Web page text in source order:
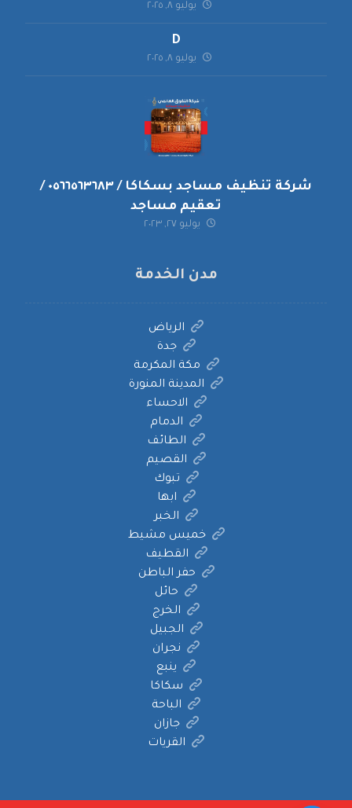
يوليو ٨, ٢٠٢٥
D
يوليو ٨, ٢٠٢٥
شركة تنظيف مساجد بسكاكا / ٠٥٦٦٥٦٣٦٨٣ /
تعقيم مساجد
يوليو ٢٧, ٢٠٢٣
مدن الخدمة
الرياض
جدة
مكة المكرمة
المدينة المنورة
الاحساء
الدمام
الطائف
القصيم
تبوك
ابها
الخبر
خميس مشيط
القطيف
حفر الباطن
حائل
الخرج
الجبيل
نجران
ينبع
سكاكا
الباحة
جازان
القريات